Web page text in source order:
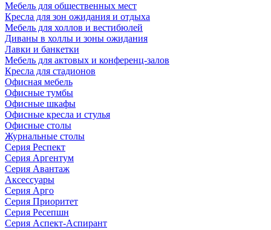
Мебель для общественных мест
Кресла для зон ожидания и отдыха
Мебель для холлов и вестибюлей
Диваны в холлы и зоны ожидания
Лавки и банкетки
Мебель для актовых и конференц-залов
Кресла для стадионов
Офисная мебель
Офисные тумбы
Офисные шкафы
Офисные кресла и стулья
Офисные столы
Журнальные столы
Серия Респект
Серия Аргентум
Серия Авантаж
Аксессуары
Серия Арго
Серия Приоритет
Серия Ресепшн
Серия Аспект-Аспирант